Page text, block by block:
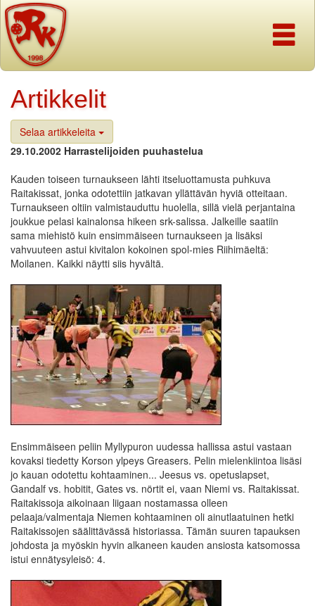
Artikkelit
Selaa artikkeleita
29.10.2002 Harrastelijoiden puuhastelua
Kauden toiseen turnaukseen lähti itseluottamusta puhkuva
Raitakissat, jonka odotettiin jatkavan yllättävän hyviä otteitaan.
Turnaukseen oltiin valmistauduttu huolella, sillä vielä perjantaina
joukkue pelasi kainalonsa hikeen srk-salissa. Jalkeille saatiin
sama miehistö kuin ensimmäiseen turnaukseen ja lisäksi
vahvuuteen astui kivitalon kokoinen spol-mies Riihimäeltä:
Moilanen. Kaikki näytti siis hyvältä.
Ensimmäiseen peliin Myllypuron uudessa hallissa astui vastaan
kovaksi tiedetty Korson ylpeys Greasers. Pelin mielenkiintoa lisäsi
jo kauan odotettu kohtaaminen... Jeesus vs. opetuslapset,
Gandalf vs. hobitit, Gates vs. nörtit ei, vaan Niemi vs. Raitakissat.
Raitakissoja aikoinaan liigaan nostamassa olleen
pelaaja/valmentaja Niemen kohtaaminen oli ainutlaatuinen hetki
Raitakissojen säälittävässä historiassa. Tämän suuren tapauksen
johdosta ja myöskin hyvin alkaneen kauden ansiosta katsomossa
istui ennätysyleisö: 4.